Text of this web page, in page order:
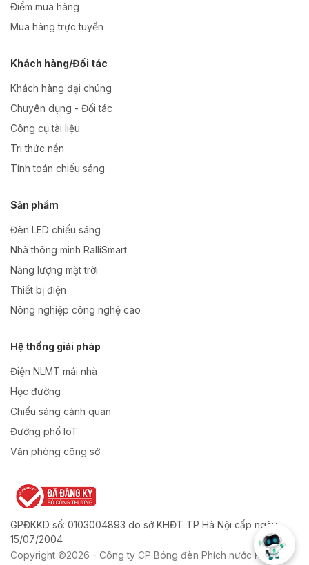
Điểm mua hàng
Mua hàng trực tuyến
Khách hàng/Đối tác
Khách hàng đại chúng
Chuyên dụng - Đối tác
Công cụ tài liệu
Tri thức nền
Tính toán chiếu sáng
Sản phẩm
Đèn LED chiếu sáng
Nhà thông minh RalliSmart
Năng lượng mặt trời
Thiết bị điện
Nông nghiệp công nghệ cao
Hệ thống giải pháp
Điện NLMT mái nhà
Học đường
Chiếu sáng cảnh quan
Đường phố IoT
Văn phòng công sở
GPĐKKD số: 0103004893 do sở KHĐT TP Hà Nội cấp ngày
15/07/2004
Copyright ©2026 - Công ty CP Bóng đèn Phích nước Rạng